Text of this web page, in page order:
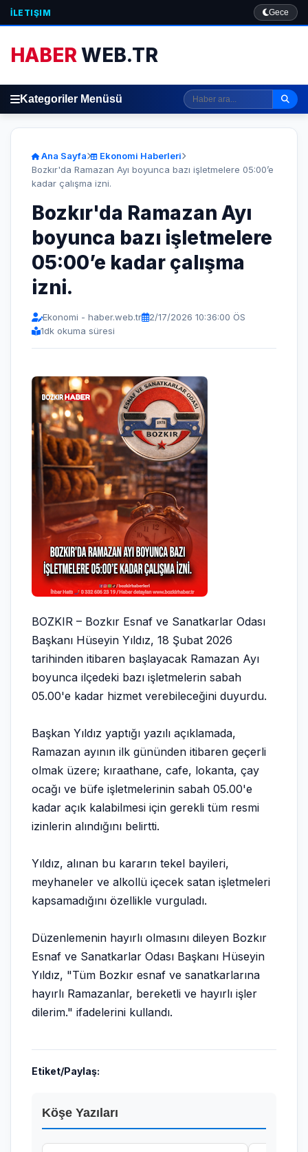
İLETIŞIM Gece
HABERWEB.TR
Kategoriler Menüsü
Ana Sayfa
Ekonomi Haberleri
Bozkır'da Ramazan Ayı boyunca bazı işletmelere 05:00’e
kadar çalışma izni.
Bozkır'da Ramazan Ayı
boyunca bazı işletmelere
05:00’e kadar çalışma
izni.
Ekonomi - haber.web.tr
2/17/2026 10:36:00 ÖS
1dk okuma süresi
BOZKIR – Bozkır Esnaf ve Sanatkarlar Odası
Başkanı Hüseyin Yıldız, 18 Şubat 2026
tarihinden itibaren başlayacak Ramazan Ayı
boyunca ilçedeki bazı işletmelerin sabah
05.00'e kadar hizmet verebileceğini duyurdu.
Başkan Yıldız yaptığı yazılı açıklamada,
Ramazan ayının ilk gününden itibaren geçerli
olmak üzere; kıraathane, cafe, lokanta, çay
ocağı ve büfe işletmelerinin sabah 05.00'e
kadar açık kalabilmesi için gerekli tüm resmi
izinlerin alındığını belirtti.
Yıldız, alınan bu kararın tekel bayileri,
meyhaneler ve alkollü içecek satan işletmeleri
kapsamadığını özellikle vurguladı.
Düzenlemenin hayırlı olmasını dileyen Bozkır
Esnaf ve Sanatkarlar Odası Başkanı Hüseyin
Yıldız, "Tüm Bozkır esnaf ve sanatkarlarına
hayırlı Ramazanlar, bereketli ve hayırlı işler
dilerim." ifadelerini kullandı.
Etiket/Paylaş:
Köşe Yazıları